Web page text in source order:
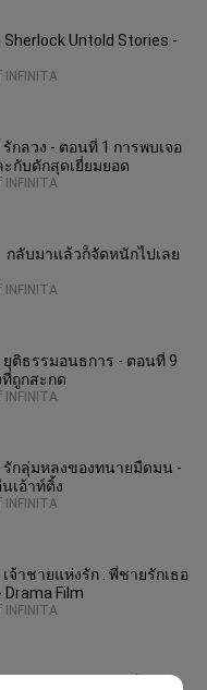
Sherlock Untold Stories -
INFINITA
รักลวง - ตอนที่ 1 การพบเจอ
กับดักสุดเยี่ยมยอด
INFINITA
กลับมาแล้วก็จัดหนักไปเลย
INFINITA
ยุติธรรมอนธการ - ตอนที่ 9
ถูกสะกด
INFINITA
รักลุ่มหลงของทนายมืดมน -
เอ้าท์ติ้ง
INFINITA
เจ้าชายแห่งรัก : พี่ชายรักเธอ
Film
INFINITA